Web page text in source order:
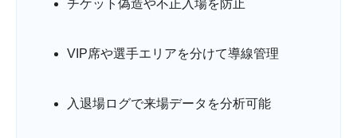
チケット偽造や不正入場を防止
VIP席や選手エリアを分けて導線管理
入退場ログで来場データを分析可能